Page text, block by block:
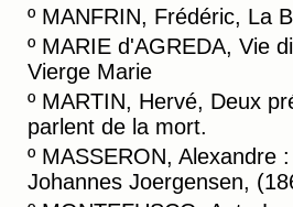
º MANFRIN, Frédéric, La
º MARIE d'AGREDA, Vie
Vierge Marie
º MARTIN, Hervé, Deux
parlent de la mort.
º MASSERON, Alexandre
Johannes Joergensen,